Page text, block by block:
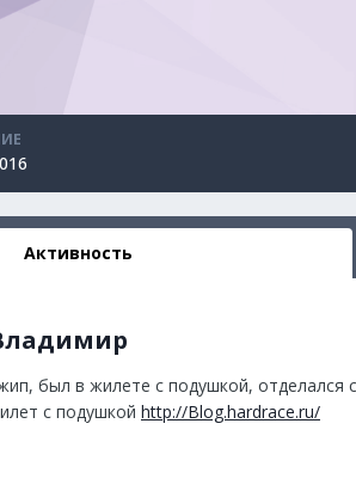
Активность
был в жилете с подушкой,
с подушкой http://Blog.hardrace.ru/